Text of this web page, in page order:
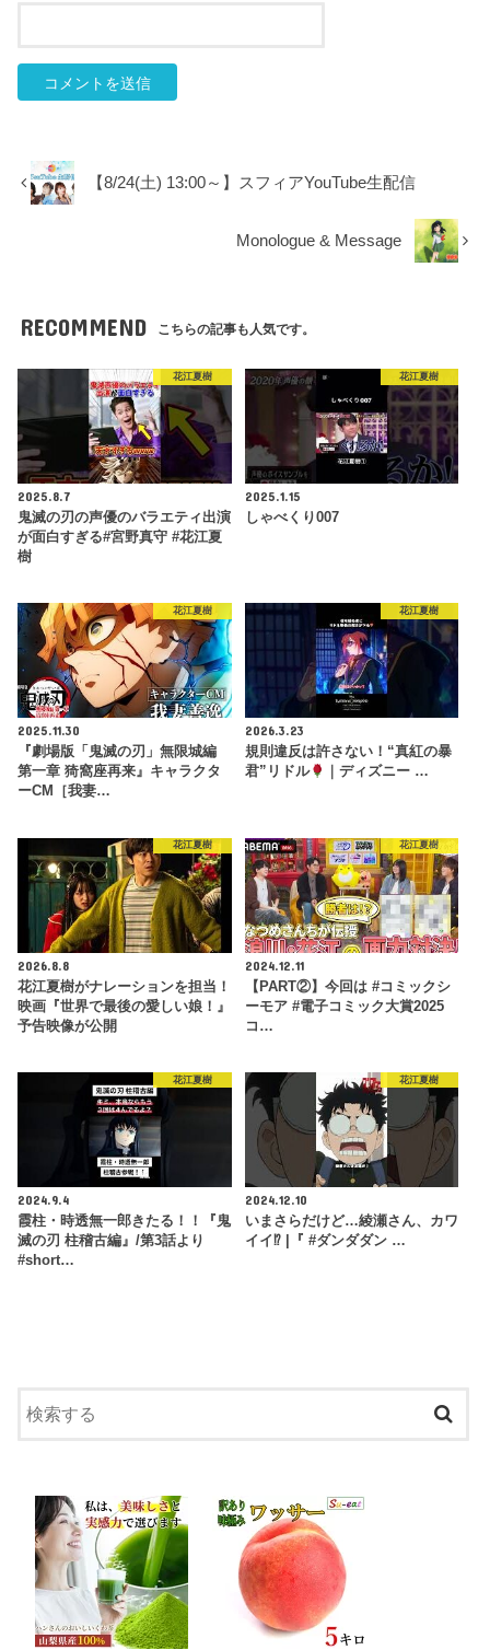
【8/24(土) 13:00～】スフィアYouTube生配信
Monologue & Message
RECOMMEND こちらの記事も人気です。
花江夏樹
2025.8.7
鬼滅の刃の声優のバラエティ出演
が面白すぎる#宮野真守 #花江夏
樹
花江夏樹
2025.1.15
しゃべくり007
花江夏樹
2025.11.30
『劇場版「鬼滅の刃」無限城編
第一章 猗窩座再来』キャラクタ
ーCM［我妻…
花江夏樹
2026.3.23
規則違反は許さない！“真紅の暴
君”リドル
｜ディズニー …
花江夏樹
2026.8.8
花江夏樹がナレーションを担当！
映画『世界で最後の愛しい娘！』
予告映像が公開
花江夏樹
2024.12.11
【PART②】今回は #コミックシ
ーモア #電子コミック大賞2025
コ…
花江夏樹
2024.9.4
霞柱・時透無一郎きたる！！『鬼
滅の刃 柱稽古編』/第3話より
#short…
花江夏樹
2024.12.10
いまさらだけど…綾瀬さん、カワ
イイ⁉ |『 #ダンダダン …